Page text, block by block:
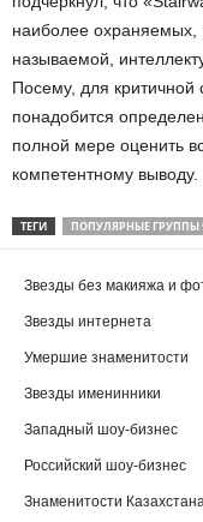
наиболее
называемой,
Посему, для критичной
понадобится
полной мере оценить
компетентному выводу.
ТЕГИ ПОПУЛЯРНЫЕ ГРУППЫ
Звезды без макияжа и
Звезды интернета
Умершие знаменитости
Звезды именинники
Западный шоу-бизнес
Российский шоу-бизнес
Знаменитости